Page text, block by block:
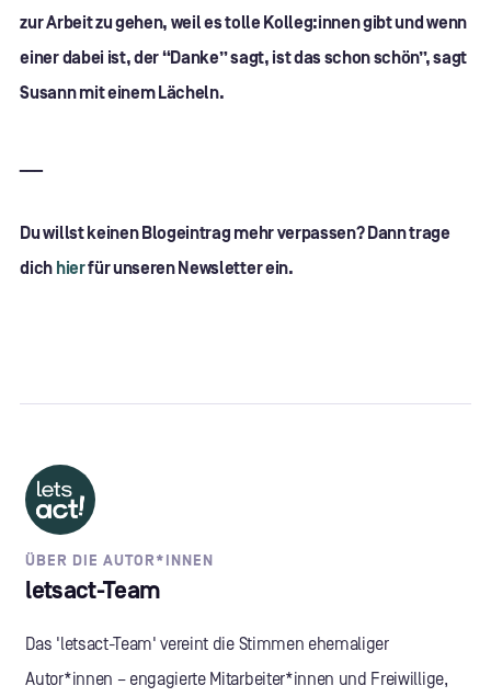
zur Arbeit zu gehen, weil es tolle Kolleg:innen gibt und wenn
einer dabei ist, der “Danke” sagt, ist das schon schön”, sagt
Susann mit einem Lächeln.
Du willst keinen Blogeintrag mehr verpassen? Dann trage
dich hierfür unseren Newsletter ein.
ÜBER DIE AUTOR*INNEN
letsact-Team
Das 'letsact-Team' vereint die Stimmen ehemaliger
Autor*innen – engagierte Mitarbeiter*innen und Freiwillige,